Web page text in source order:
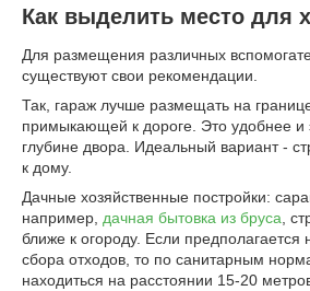
Как выделить место для
Для размещения различных
существуют свои рекомендации.
Так, гараж лучше размещать на
примыкающей к дороге. Это удобнее и
глубине двора. Идеальный вариант -
к дому.
Дачные хозяйственные постройки:
например, дачная бытовка из бруса,
ближе к огороду. Если предполагается
сбора отходов, то по санитарным
находиться на расстоянии 15-20